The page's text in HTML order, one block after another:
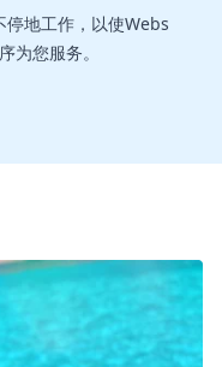
停地工作，以使Webs
为您服务。